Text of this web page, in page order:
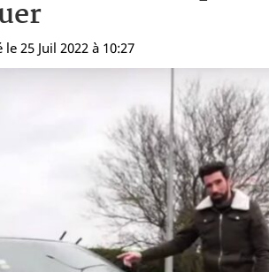
le 25 Juil 2022 à 10:27